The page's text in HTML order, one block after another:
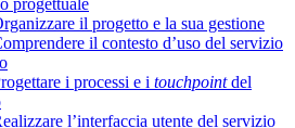
progettuale
il progetto e la sua gestione
il contesto d’uso del servizio
i processi e i touchpointdel
l’interfaccia utente del servizio